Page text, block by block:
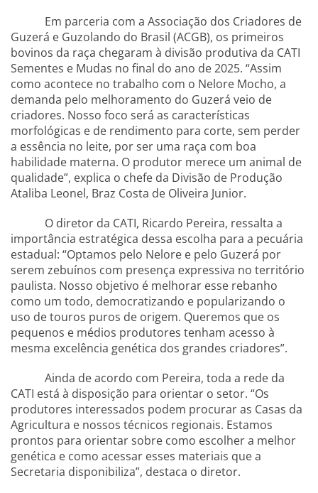
Em parceria com a Associação dos Criadores de
Guzerá e Guzolando do Brasil (ACGB), os primeiros
bovinos da raça chegaram à divisão produtiva da CATI
Sementes e Mudas no final do ano de 2025. “Assim
como acontece no trabalho com o Nelore Mocho, a
demanda pelo melhoramento do Guzerá veio de
criadores. Nosso foco será as características
morfológicas e de rendimento para corte, sem perder
a essência no leite, por ser uma raça com boa
habilidade materna. O produtor merece um animal de
qualidade”, explica o chefe da Divisão de Produção
Ataliba Leonel, Braz Costa de Oliveira Junior.
O diretor da CATI, Ricardo Pereira, ressalta a
importância estratégica dessa escolha para a pecuária
estadual: “Optamos pelo Nelore e pelo Guzerá por
serem zebuínos com presença expressiva no território
paulista. Nosso objetivo é melhorar esse rebanho
como um todo, democratizando e popularizando o
uso de touros puros de origem. Queremos que os
pequenos e médios produtores tenham acesso à
mesma excelência genética dos grandes criadores”.
Ainda de acordo com Pereira, toda a rede da
CATI está à disposição para orientar o setor. “Os
produtores interessados podem procurar as Casas da
Agricultura e nossos técnicos regionais. Estamos
prontos para orientar sobre como escolher a melhor
genética e como acessar esses materiais que a
Secretaria disponibiliza”, destaca o diretor.